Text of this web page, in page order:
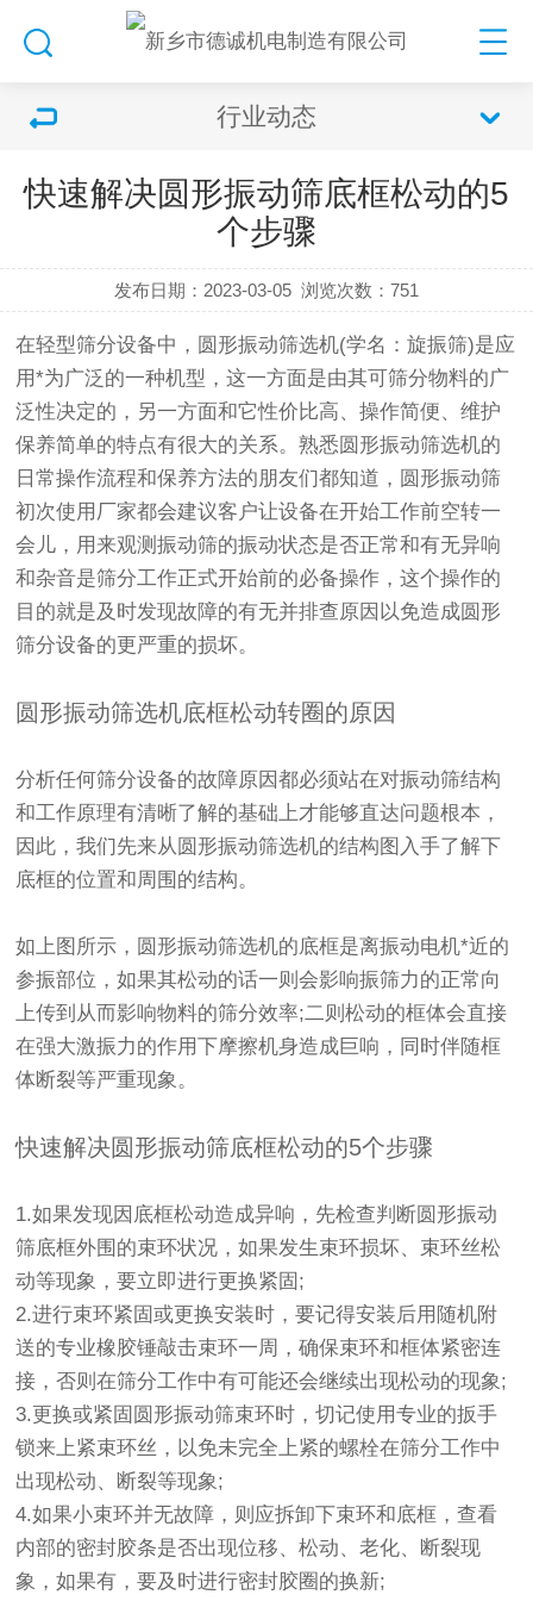
行业动态
快速解决圆形振动筛底框松动的5
个步骤
发布日期：2023-03-05 浏览次数：751
在轻型筛分设备中， 圆形振动筛选机(学名：旋振筛)是应
用*为广泛的一种机型，这一方面是由其可筛分物料的广
泛性决定的，另一方面和它性价比高、操作简便、维护
保养简单的特点有很大的关系。熟悉圆形振动筛选机的
日常操作流程和保养方法的朋友们都知道，圆形振动筛
初次使用厂家都会建议客户让设备在开始工作前空转一
会儿，用来观测振动筛的振动状态是否正常和有无异响
和杂音是筛分工作正式开始前的必备操作，这个操作的
目的就是及时发现故障的有无并排查原因以免造成圆形
筛分设备的更严重的损坏。
圆形振动筛选机底框松动转圈的原因
分析任何筛分设备的故障原因都必须站在对振动筛结构
和工作原理有清晰了解的基础上才能够直达问题根本，
因此，我们先来从圆形振动筛选机的结构图入手了解下
底框的位置和周围的结构。
如上图所示，圆形振动筛选机的底框是离振动电机*近的
参振部位，如果其松动的话一则会影响振筛力的正常向
上传到从而影响物料的筛分效率;二则松动的框体会直接
在强大激振力的作用下摩擦机身造成巨响，同时伴随框
体断裂等严重现象。
快速解决圆形振动筛底框松动的5个步骤
1.如果发现因底框松动造成异响，先检查判断圆形振动
筛底框外围的束环状况，如果发生束环损坏、束环丝松
动等现象，要立即进行更换紧固;
2.进行束环紧固或更换安装时，要记得安装后用随机附
送的专业橡胶锤敲击束环一周，确保束环和框体紧密连
接，否则在筛分工作中有可能还会继续出现松动的现象;
3.更换或紧固圆形振动筛束环时，切记使用专业的扳手
锁来上紧束环丝，以免未完全上紧的螺栓在筛分工作中
出现松动、断裂等现象;
4.如果小束环并无故障，则应拆卸下束环和底框，查看
内部的密封胶条是否出现位移、松动、老化、断裂现
象，如果有，要及时进行密封胶圈的换新;